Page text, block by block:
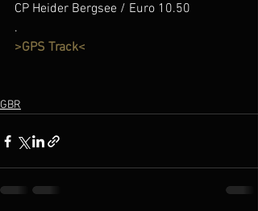
CP Heider Bergsee / Euro 10.50
.
>GPS Track<
GBR